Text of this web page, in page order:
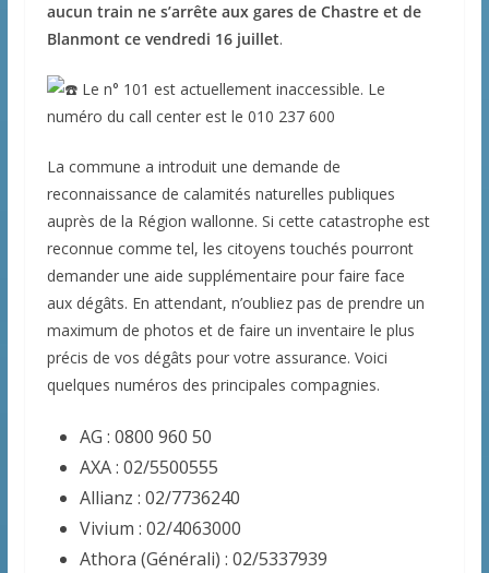
aucun train ne s’arrête aux gares de Chastre et de
Blanmont ce vendredi 16 juillet.
Le n° 101 est actuellement inaccessible. Le
numéro du call center est le 010 237 600
La commune a introduit une demande de
reconnaissance de calamités naturelles publiques
auprès de la Région wallonne. Si cette catastrophe est
reconnue comme tel, les citoyens touchés pourront
demander une aide supplémentaire pour faire face
aux dégâts. En attendant, n’oubliez pas de prendre un
maximum de photos et de faire un inventaire le plus
précis de vos dégâts pour votre assurance. Voici
quelques numéros des principales compagnies.
AG : 0800 960 50
AXA : 02/5500555
Allianz : 02/7736240
Vivium : 02/4063000
Athora (Générali) : 02/5337939